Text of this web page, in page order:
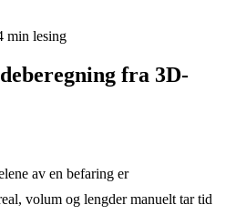
min lesing
fra 3D-
av en befaring er
volum og lengder manuelt tar tid